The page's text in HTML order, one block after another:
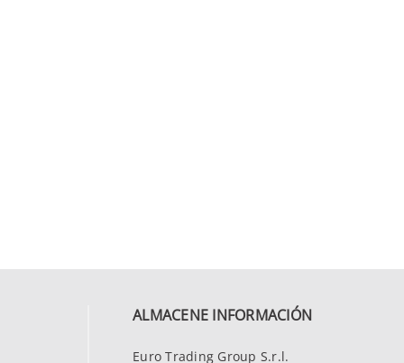
ALMACENE INFORMACIÓN
Euro Trading Group S.r.l.